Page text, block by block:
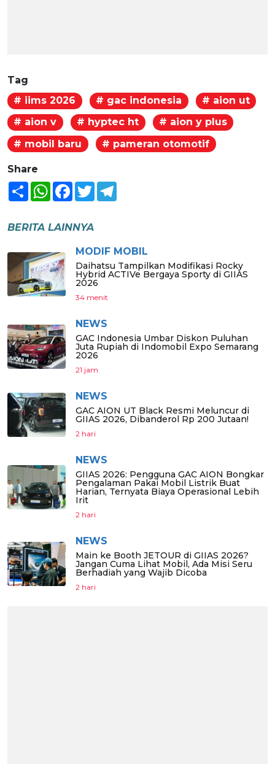
Tag
# iims 2026
# gac indonesia
# aion ut
# aion v
# hyptec ht
# aion y plus
# mobil baru
# pameran otomotif
Share
Share WhatsAppFacebook
Twitter
BERITA LAINNYA
MODIF MOBIL
Daihatsu Tampilkan Modifikasi Rocky
Hybrid ACTIVe Bergaya Sporty di GIIAS
2026
34 menit
NEWS
GAC Indonesia Umbar Diskon Puluhan
Juta Rupiah di Indomobil Expo Semarang
2026
21 jam
NEWS
GAC AION UT Black Resmi Meluncur di
GIIAS 2026, Dibanderol Rp 200 Jutaan!
2 hari
NEWS
GIIAS 2026: Pengguna GAC AION Bongkar
Pengalaman Pakai Mobil Listrik Buat
Harian, Ternyata Biaya Operasional Lebih
Irit
2 hari
NEWS
Main ke Booth JETOUR di GIIAS 2026?
Jangan Cuma Lihat Mobil, Ada Misi Seru
Berhadiah yang Wajib Dicoba
2 hari